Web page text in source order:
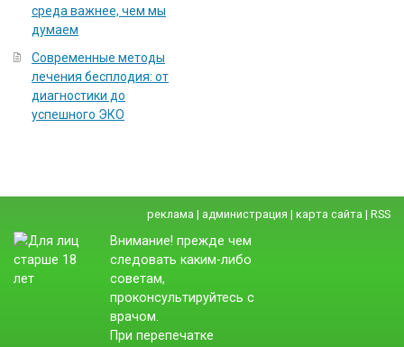
среда важнее, чем мы
думаем
Современные методы
лечения бесплодия: от
диагностики до
успешного ЭКО
реклама | администрация | карта сайта | RSS
Внимание! прежде чем
следовать каким-либо
советам,
проконсультируйтесь с
врачом.
При перепечатке